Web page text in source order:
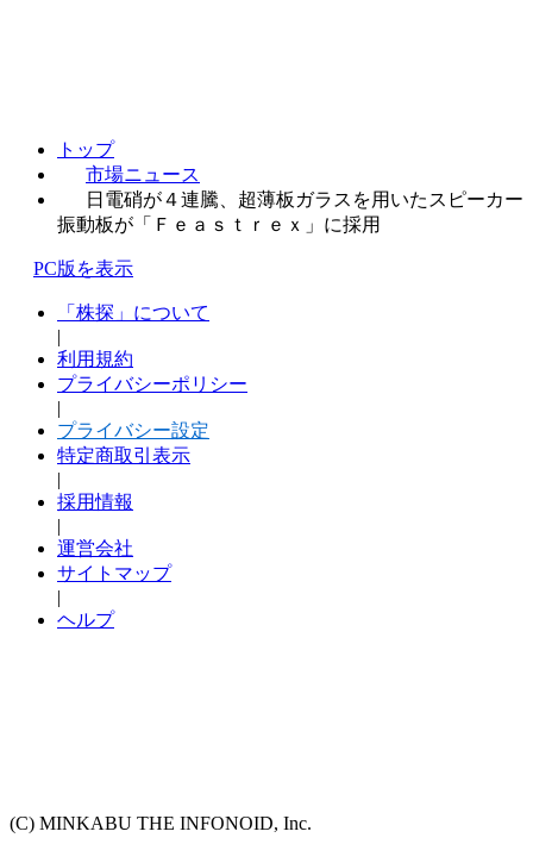
トップ
市場ニュース
日電硝が４連騰、超薄板ガラスを用いたスピーカー
振動板が「Ｆｅａｓｔｒｅｘ」に採用
PC版を表示
「株探」について
|
利用規約
プライバシーポリシー
|
プライバシー設定
特定商取引表示
|
採用情報
|
運営会社
サイトマップ
|
ヘルプ
(C) MINKABU THE INFONOID, Inc.